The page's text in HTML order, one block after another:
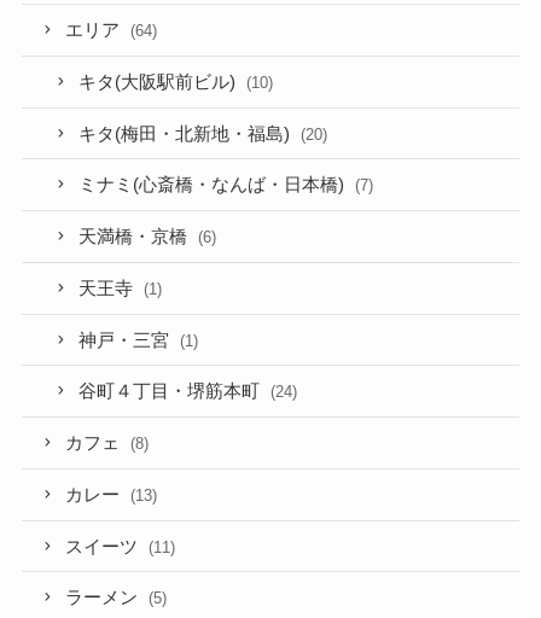
エリア (64)
キタ(大阪駅前ビル) (10)
キタ(梅田・北新地・福島) (20)
ミナミ(心斎橋・なんば・日本橋) (7)
天満橋・京橋 (6)
天王寺 (1)
神戸・三宮 (1)
谷町４丁目・堺筋本町 (24)
カフェ (8)
カレー (13)
スイーツ (11)
ラーメン (5)